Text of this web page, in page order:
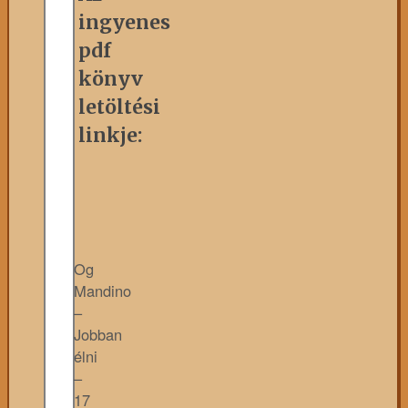
ingyenes
pdf
könyv
letöltési
linkje:
Og
Mandino
–
Jobban
élni
–
17